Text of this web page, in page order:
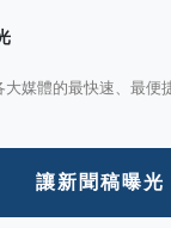
媒體的最快速、最便
讓新聞稿曝光